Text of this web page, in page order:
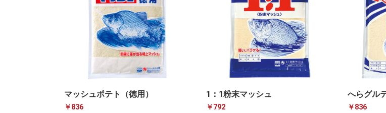
マッシュポテト（徳用）
￥836
1：1粉末マッシュ
￥792
へらグル
￥836